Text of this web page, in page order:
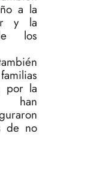
a la
y la
los
por la
de no